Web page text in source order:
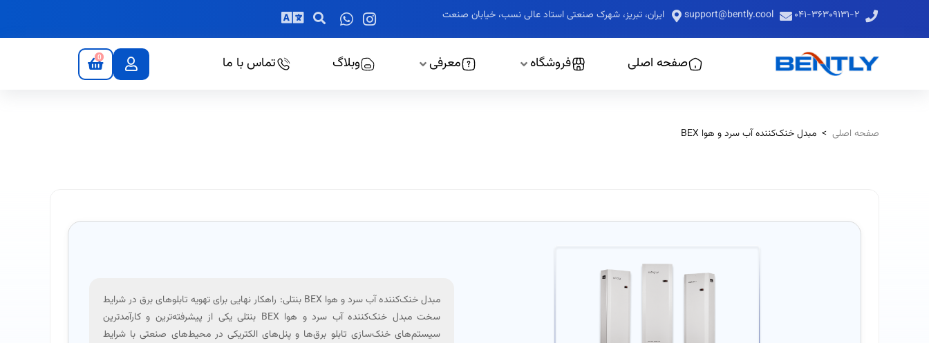
۰۴۱-۳۶۳۰۹۱۳۱-۲ support@bently.cool ایران، تبریز، شهرک صنعتی استاد عالی نسب، خیابان صنعت
صفحه اصلی فروشگاه معرفی وبلاگ تماس با ما 0
صفحه اصلی > مبدل خنک‌کننده آب سرد و هوا BEX
مبدل خنک‌کننده آب سرد و هوا BEX بنتلی: راهکار نهایی برای تهویه تابلوهای برق در شرایط
سخت مبدل خنک‌کننده آب سرد و هوا BEX بنتلی یکی از پیشرفته‌ترین و کارآمدترین
سیستم‌های خنک‌سازی تابلو برق‌ها و پنل‌های الکتریکی در محیط‌های صنعتی با شرایط